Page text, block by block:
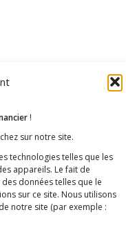
!
sur notre site.
technologies telles que les
appareils. Le fait de
données telles que le
sur ce site. Nous utilisons
notre site (par exemple :